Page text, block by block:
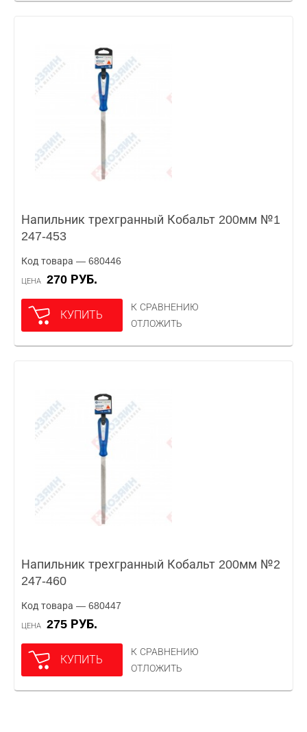
Напильник трехгранный Кобальт 200мм №1
247-453
Код товара — 680446
ЦЕНА 270 РУБ.
КУПИТЬ
К СРАВНЕНИЮ
ОТЛОЖИТЬ
Напильник трехгранный Кобальт 200мм №2
247-460
Код товара — 680447
ЦЕНА 275 РУБ.
КУПИТЬ
К СРАВНЕНИЮ
ОТЛОЖИТЬ